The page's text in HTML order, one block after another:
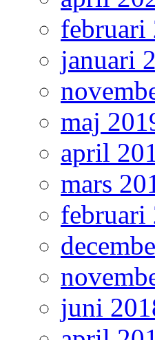
februari
januari
maj
april
mars
februari
juni